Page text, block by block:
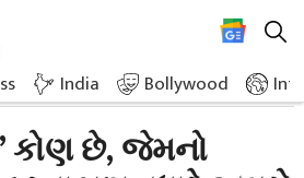
India Bollywood
Are Tangtoda Sadhu Whose Interview Is More Difficult Than Ias
કોણ છે, જેમનો